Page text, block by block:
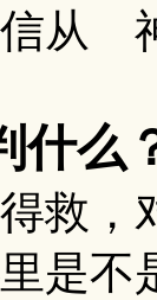
从
什么
救，
是不